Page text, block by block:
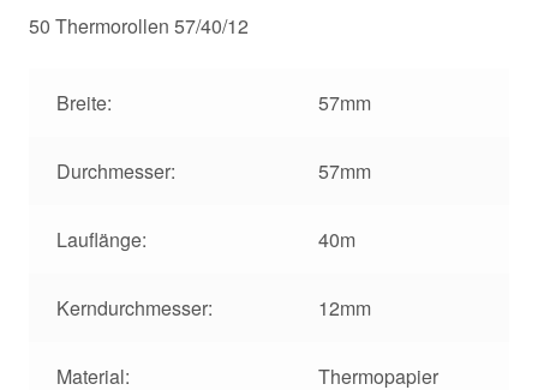
50 Thermorollen 57/40/12
Breite: 57mm
Durchmesser: 57mm
Lauflänge: 40m
Kerndurchmesser: 12mm
Material: Thermopapier